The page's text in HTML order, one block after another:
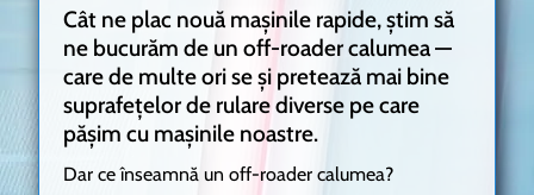
Cât ne plac nouă mașinile rapide, știm să
ne bucurăm de un off-roader calumea —
care de multe ori se și pretează mai bine
suprafețelor de rulare diverse pe care
pășim cu mașinile noastre.
Dar ce înseamnă un off-roader calumea?